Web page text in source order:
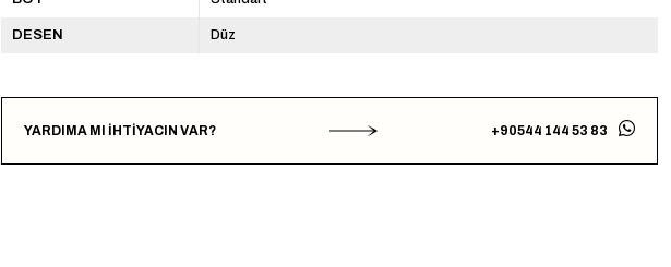
DESEN Düz
YARDIMA MI İHTİYACIN VAR? +90544 144 53 83